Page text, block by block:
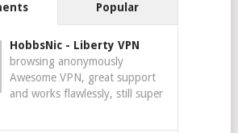
Popular
HobbsNic - Liberty VPN
browsing anonymously
Awesome VPN, great support
and works flawlessly, still super